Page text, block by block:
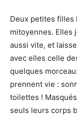
Deux petites filles
mitoyennes. Elles
aussi vite, et
avec elles celle
quelques
prennent vie :
toilettes !
seuls leurs corps